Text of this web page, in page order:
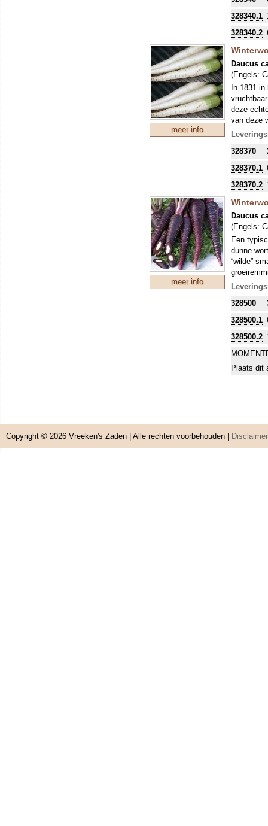
328340.1
328340.2
meer info
Daucus
(Engels:
In 1831 in
deze
van deze
328370
328370.1
328370.2
meer info
Daucus
(Engels:
Een
dunne
“wilde”
heeft.
van de
328500
328500.1
328500.2
Plaats dit
Copyright © 2026 Vreeken's Zaden | Alle rechten voorbehouden | Disclaimer